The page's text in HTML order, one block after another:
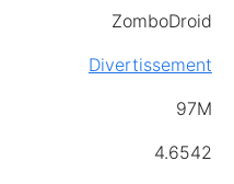
ZomboDroid
Divertissement
97M
4.6542